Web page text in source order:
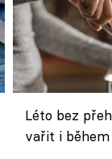
Léto bez
vařit i